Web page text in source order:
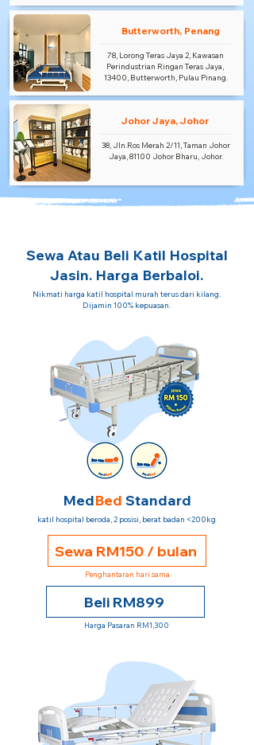
Butterworth, Penang
78, Lorong Teras Jaya 2, Kawasan
Perindustrian Ringan Teras Jaya,
13400, Butterworth, Pulau Pinang.
Johor Jaya, Johor
38, Jln.Ros Merah 2/11, Taman Johor
Jaya, 81100 Johor Bharu, Johor.
Sewa Atau Beli Katil Hospital
Jasin. Harga Berbaloi.
Nikmati harga katil hospital murah terus dari kilang.
Dijamin 100% kepuasan.
MedBed Standard
katil hospital beroda, 2 posisi, berat badan <200kg
Sewa RM150 / bulan
Penghantaran hari sama
Beli RM899
Harga Pasaran RM1,300